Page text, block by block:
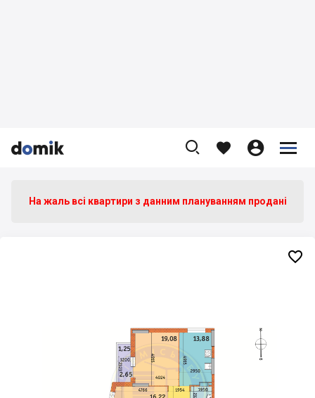


    


На жаль всі квартири з данним плануванням продані
